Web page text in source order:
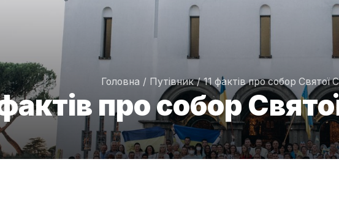
Головна / Путівник / 11 фактів про собор Святої
про собор